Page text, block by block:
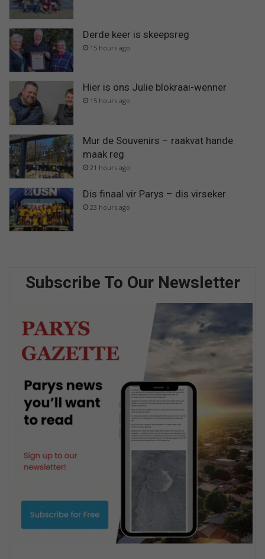
Derde keer is skeepsreg
15 hours ago
Hier is ons Julie blokraai-wenner
15 hours ago
Mur de Souvenirs – raakvat hande
maak reg
21 hours ago
Dis finaal vir Parys – dis virseker
23 hours ago
Subscribe To Our Newsletter